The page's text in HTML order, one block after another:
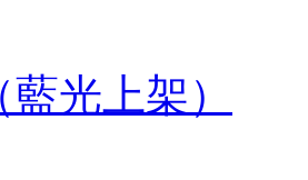
光上架）